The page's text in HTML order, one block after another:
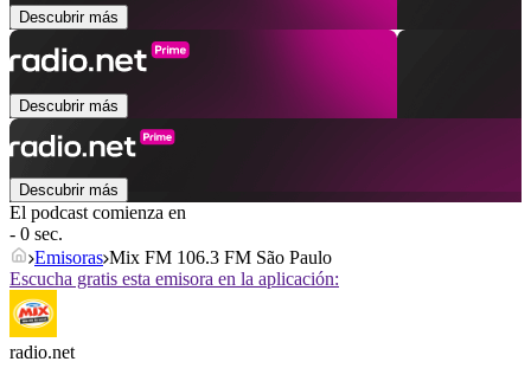
Descubrir más
Descubrir más
Descubrir más
El podcast comienza en
- 0 sec.
Emisoras Mix FM 106.3 FM São Paulo
Escucha gratis esta emisora en la aplicación:
radio.net